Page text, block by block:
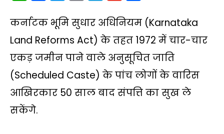
a
t
s
A
p
c
e
b
o
k
i
t
t
p
y
L
k
l
e
g
r
m
a
i
l
a
r
e
कर्नाटक भूमि सुधार अधिनियम (Karnataka
Land Reforms Act) के तहत 1972 में चार-चार
एकड़ जमीन पाने वाले अनुसूचित जाति
(Scheduled Caste) के पांच लोगों के वारिस
आखिरकार 50 साल बाद संपत्ति का सुख ले
सकेंगे.